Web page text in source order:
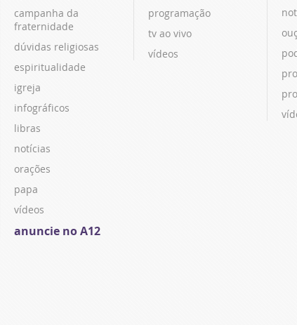
campanha da
fraternidade
dúvidas religiosas
espiritualidade
igreja
infográficos
libras
notícias
orações
papa
vídeos
anuncie no A12
programação
tv ao vivo
vídeos